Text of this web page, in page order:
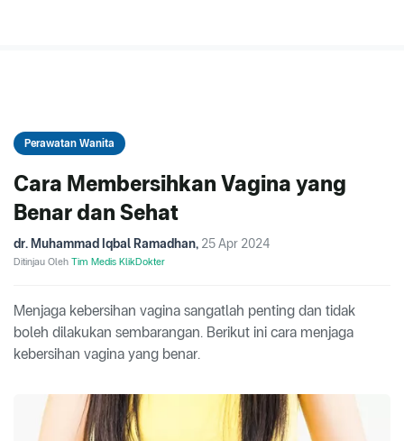
Perawatan Wanita
Cara Membersihkan Vagina yang
Benar dan Sehat
dr. Muhammad Iqbal Ramadhan, 25 Apr 2024
Ditinjau Oleh Tim Medis KlikDokter
Menjaga kebersihan vagina sangatlah penting dan tidak
boleh dilakukan sembarangan. Berikut ini cara menjaga
kebersihan vagina yang benar.